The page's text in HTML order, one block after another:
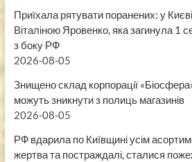
Приїхала рятувати поранених: у
Віталіною Яровенко, яка загинула 1
з боку РФ
2026-08-05
Знищено склад корпорації
можуть зникнути з полиць магазинів
2026-08-05
РФ вдарила по Київщині усім
жертва та постраждалі, сталися